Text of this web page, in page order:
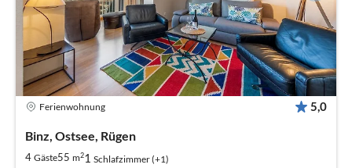
Ferienwohnung 5,0
Binz, Ostsee, Rügen
4 Gäste55 m21 Schlafzimmer (+1)